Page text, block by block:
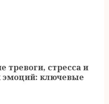
тревоги, стресса и
эмоций: ключевые